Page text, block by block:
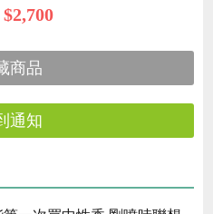
$2,700
商品
通知